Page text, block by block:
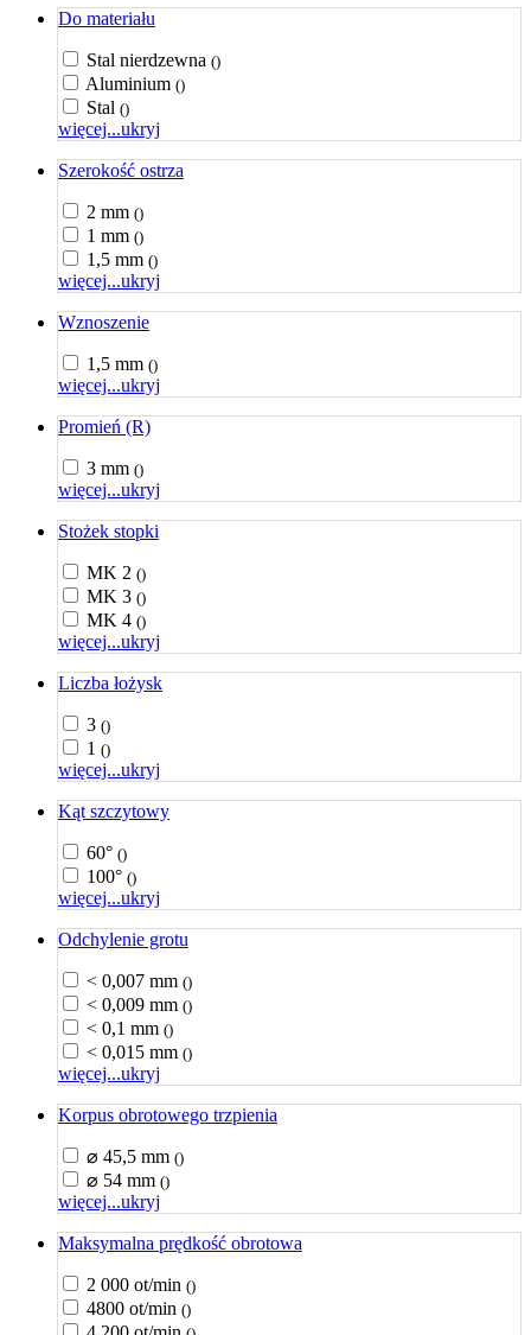
Do materiału
Stal nierdzewna ()
Aluminium ()
Stal ()
więcej...ukryj
Szerokość ostrza
2 mm ()
1 mm ()
1,5 mm ()
więcej...ukryj
Wznoszenie
1,5 mm ()
więcej...ukryj
Promień (R)
3 mm ()
więcej...ukryj
Stożek stopki
MK 2 ()
MK 3 ()
MK 4 ()
więcej...ukryj
Liczba łożysk
3 ()
1 ()
więcej...ukryj
Kąt szczytowy
60° ()
100° ()
więcej...ukryj
Odchylenie grotu
< 0,007 mm ()
< 0,009 mm ()
< 0,1 mm ()
< 0,015 mm ()
więcej...ukryj
Korpus obrotowego trzpienia
⌀ 45,5 mm ()
⌀ 54 mm ()
więcej...ukryj
Maksymalna prędkość obrotowa
2 000 ot/min ()
4800 ot/min ()